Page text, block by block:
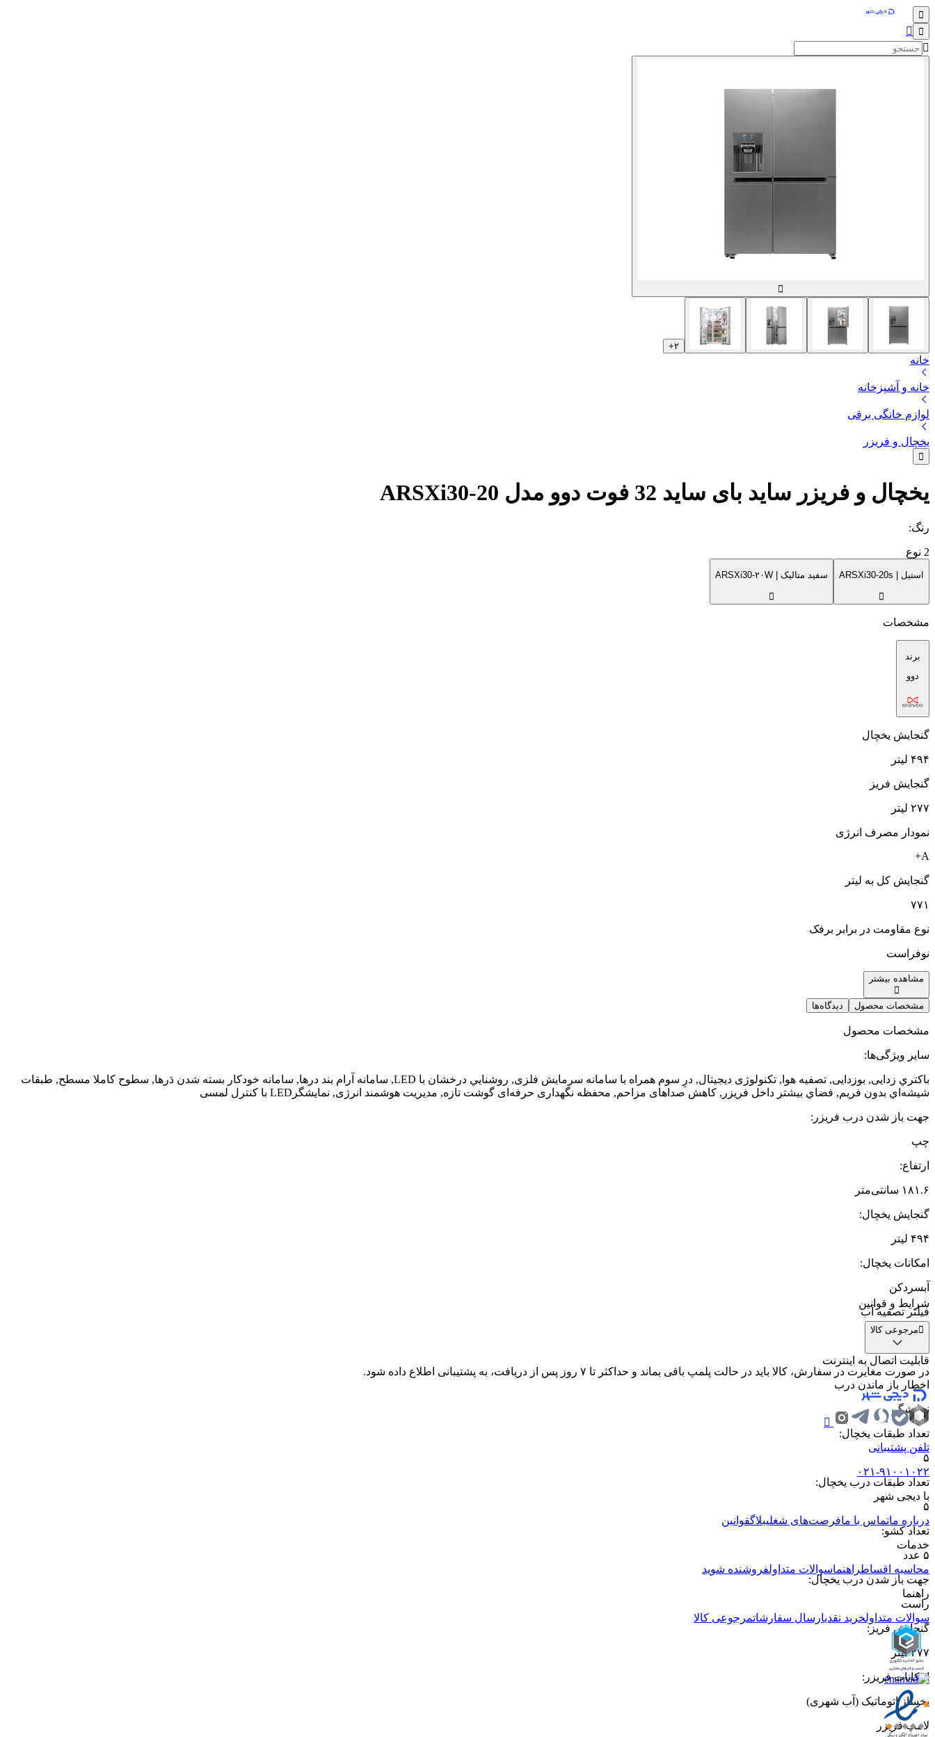
۲+
خانه
خانه و آشپزخانه
لوازم خانگی برقی
یخچال و فریزر
یخچال و فریزر ساید بای ساید 32 فوت دوو مدل ARSXi30-20
رنگ:
2 نوع
استیل | ARSXi30-20s سفید متالیک | ARSXi30-۲۰W
مشخصات
برند
دوو
گنجایش یخچال
۴۹۴ لیتر
گنجایش فریز
۲۷۷ لیتر
نمودار مصرف انرژی
A+
گنجایش کل به لیتر
۷۷۱
نوع مقاومت در برابر برفک
نوفراست
مشاهده بیشتر
مشخصات محصول دیدگاه‌ها
مشخصات محصول
سایر ویژگی‌ها:
باکتري زدايی, بوزدايی, تصفيه هوا, تکنولوژی ديجيتال, درِ سوم همراه با سامانه سرمايش فلزی, روشنايي درخشان با LED, سامانه آرام بند درها, سامانه خودکار بسته شدن دَرها, سطوح کاملا مسطح, طبقات
شيشه‌اي بدون فريم, فضاي بيشتر داخل فريزر, کاهش صداهای مزاحم, محفظه نگهداری حرفه‌ای گوشت تازه, مديريت هوشمند انرژی, نمايشگرLED با کنترل لمسی
جهت باز شدن درب فریزر :
چپ
ارتفاع:
۱۸۱.۶ سانتی‌متر
گنجایش یخچال:
۴۹۴ لیتر
امکانات یخچال:
آبسردکن
فیلتر تصفیه آب
لامپ یخچال
قابلیت اتصال به اینترنت
اخطار باز ماندن درب
نمایشگر
تعداد طبقات یخچال:
۵
تعداد طبقات درب یخچال:
۵
تعداد کشو:
۵ عدد
جهت باز شدن درب یخچال:
راست
گنجایش فریز:
۲۷۷ لیتر
امکانات فریزر :
یخساز اتوماتیک (آب شهری)
لامپ فریزر
شرایط و قوانین
مرجوعی کالا
در صورت مغایرت در سفارش، کالا باید در حالت پلمپ باقی بماند و حداکثر تا ۷ روز پس از دریافت، به پشتیبانی اطلاع داده شود.
تلفن پشتیبانی
۰۲۱-۹۱۰۰۱۰۲۲
با دیجی شهر
درباره ماتماس با مافرصت‌های شغلیبلاگقوانین
خدمات
محاسبه اقساطراهنماسوالات متداولفروشنده شوید
راهنما
سوالات متداولخرید نقدیارسال سفارشاتمرجوعی کالا